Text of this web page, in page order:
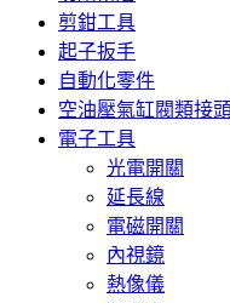
剪鉗工具
起子扳手
自動化零件
空油壓氣缸閥類接
電子工具
光電開關
延長線
電磁開關
內視鏡
熱像儀